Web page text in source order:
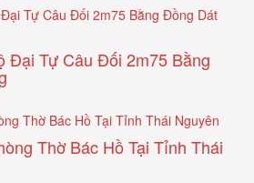
Đại Tự Câu Đối 2m75 Bằng
Thờ Bác Hồ Tại Tỉnh Thái